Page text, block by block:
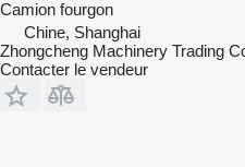
Camion fourgon
Chine, Shanghai
Zhongcheng Machinery Trading
Contacter le vendeur